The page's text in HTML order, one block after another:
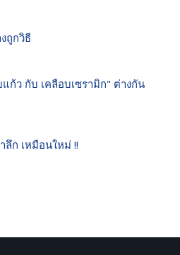
ถูกวิธี
ก้ว กับ เคลือบเซรามิก" ต่างกัน
ลึก เหมือนใหม่ !!